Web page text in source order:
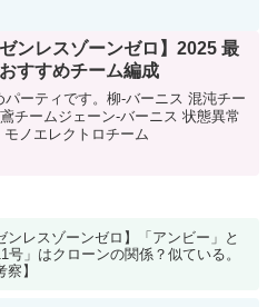
ゼンレスゾーンゼロ】2025 最
すすめチーム編成
ーティです。柳-バーニス 混沌チー
チームジェーン-バーニス 状態異常
ノエレクトロチーム
ンレスゾーンゼロ】「アンビー」と
号」はクローンの関係？似ている。
察】